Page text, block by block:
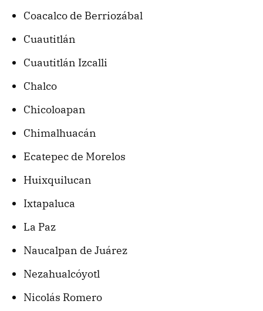
Coacalco de Berriozábal
Cuautitlán
Cuautitlán Izcalli
Chalco
Chicoloapan
Chimalhuacán
Ecatepec de Morelos
Huixquilucan
Ixtapaluca
La Paz
Naucalpan de Juárez
Nezahualcóyotl
Nicolás Romero